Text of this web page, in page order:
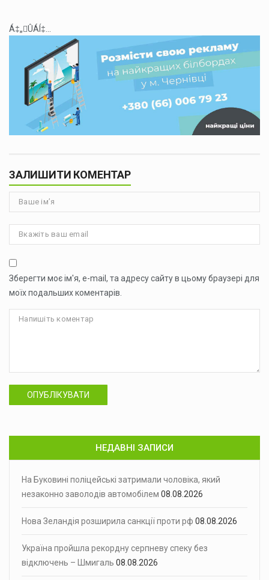
Á‡„ÛÁÍ‡...
ЗАЛИШИТИ КОМЕНТАР
Зберегти моє ім'я, e-mail, та адресу сайту в цьому браузері для
моїх подальших коментарів.
ОПУБЛІКУВАТИ
НЕДАВНІ ЗАПИСИ
На Буковині поліцейські затримали чоловіка, який
незаконно заволодів автомобілем 08.08.2026
Нова Зеландія розширила санкції проти рф 08.08.2026
Україна пройшла рекордну серпневу спеку без
відключень – Шмигаль 08.08.2026